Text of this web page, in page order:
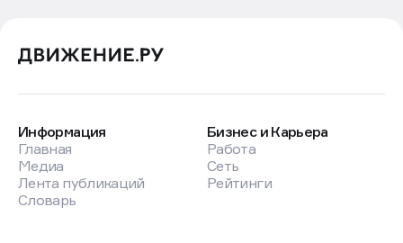
Информация
Главная
Медиа
Лента публикаций
Словарь
Бизнес и Карьера
Работа
Сеть
Рейтинги